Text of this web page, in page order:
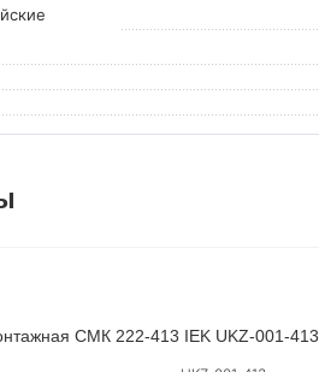
СМК 222-413 IEK UKZ-001-413